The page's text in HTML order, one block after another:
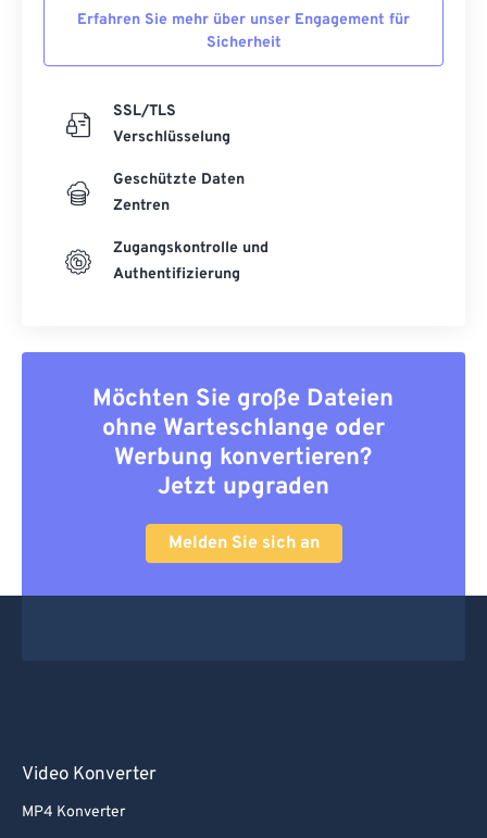
Erfahren Sie mehr über unser Engagement für
Sicherheit
SSL/TLS
Verschlüsselung
Geschützte Daten
Zentren
Zugangskontrolle und
Authentifizierung
Möchten Sie große Dateien
ohne Warteschlange oder
Werbung konvertieren?
Jetzt upgraden
Melden Sie sich an
Video Konverter
MP4 Konverter